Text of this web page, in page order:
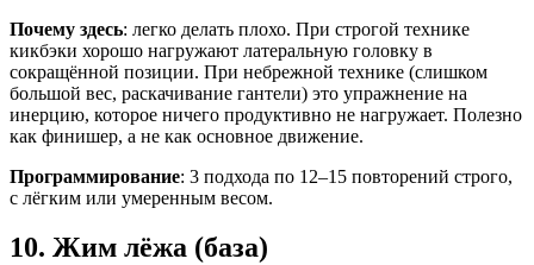
Почему здесь: легко делать плохо. При строгой технике
кикбэки хорошо нагружают латеральную головку в
сокращённой позиции. При небрежной технике (слишком
большой вес, раскачивание гантели) это упражнение на
инерцию, которое ничего продуктивно не нагружает. Полезно
как финишер, а не как основное движение.
Программирование: 3 подхода по 12–15 повторений строго,
с лёгким или умеренным весом.
10. Жим лёжа (база)